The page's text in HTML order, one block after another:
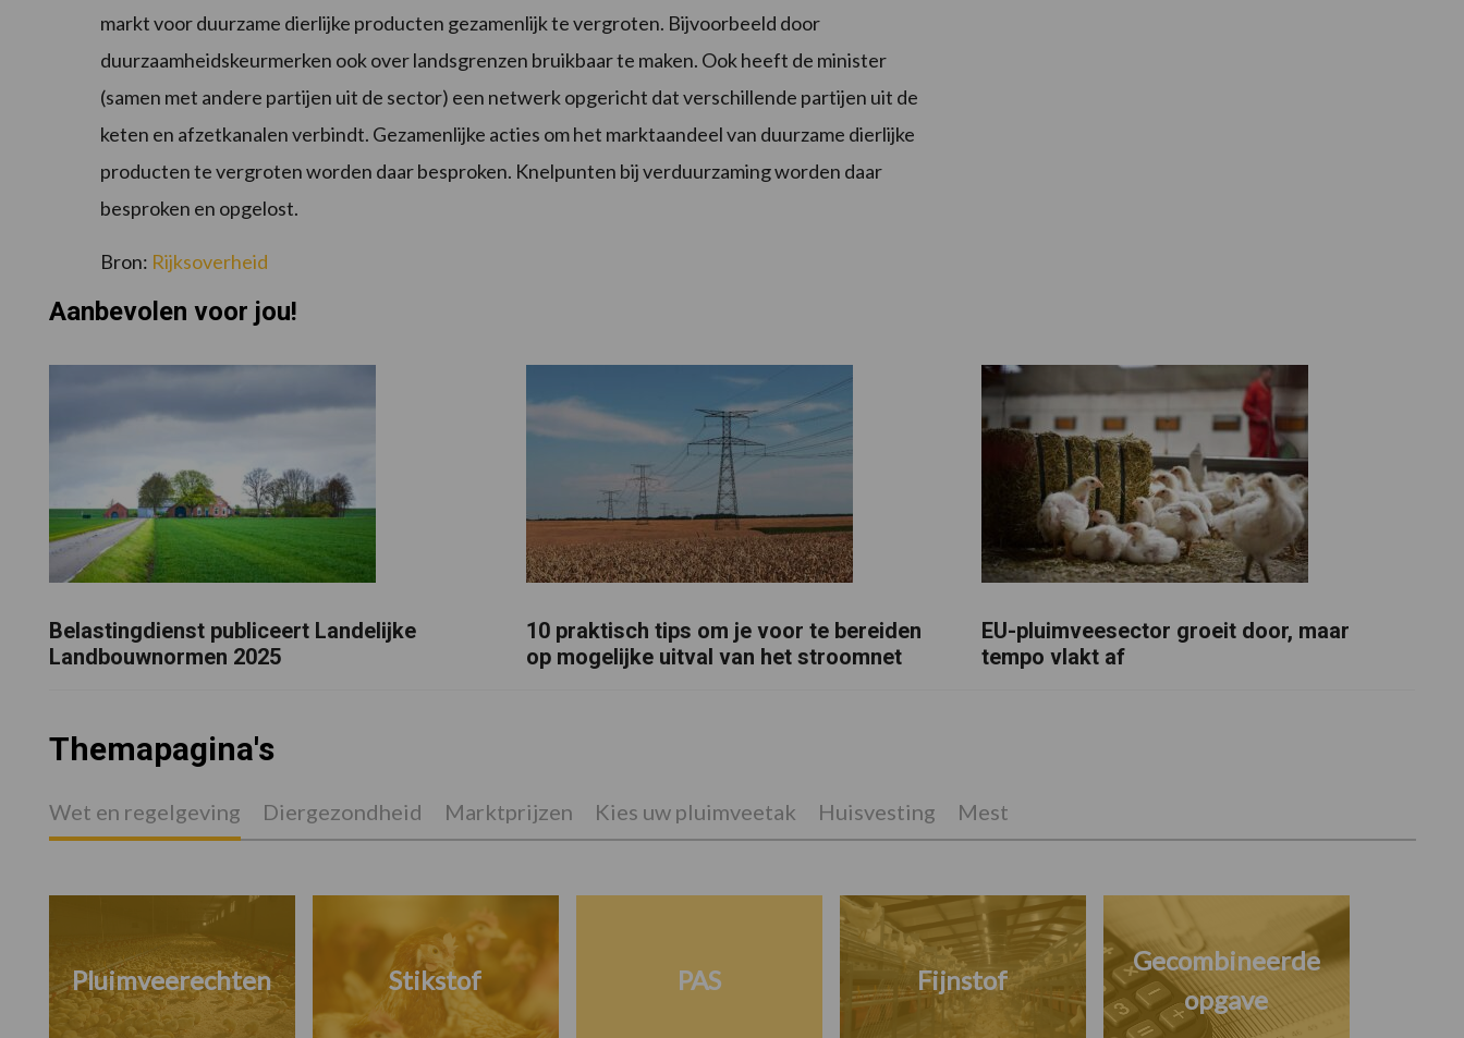
markt voor duurzame dierlijke producten gezamenlijk te vergroten. Bijvoorbeeld door
duurzaamheidskeurmerken ook over landsgrenzen bruikbaar te maken. Ook heeft de minister
(samen met andere partijen uit de sector) een netwerk opgericht dat verschillende partijen uit de
keten en afzetkanalen verbindt. Gezamenlijke acties om het marktaandeel van duurzame dierlijke
producten te vergroten worden daar besproken. Knelpunten bij verduurzaming worden daar
besproken en opgelost.
Bron: Rijksoverheid
Aanbevolen voor jou!
Belastingdienst publiceert Landelijke
Landbouwnormen 2025
10 praktisch tips om je voor te bereiden
op mogelijke uitval van het stroomnet
EU-pluimveesector groeit door, maar
tempo vlakt af
Themapagina's
Wet en regelgeving Diergezondheid Marktprijzen Kies uw pluimveetak Huisvesting Mest
Pluimveerechten Stikstof PAS Fijnstof
Gecombineerde
opgave